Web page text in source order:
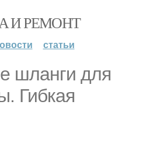
И РЕМОНТ
статьи
шланги для
Гибкая